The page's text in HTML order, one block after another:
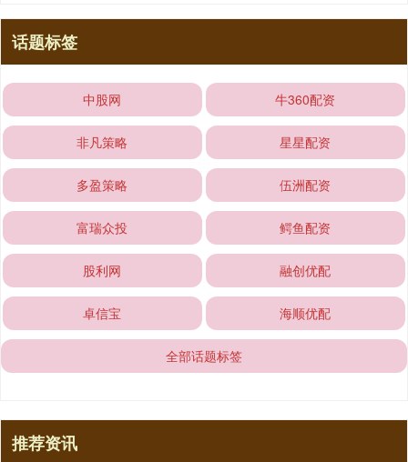
话题标签
中股网 牛360配资
非凡策略 星星配资
多盈策略 伍洲配资
富瑞众投 鳄鱼配资
股利网 融创优配
卓信宝 海顺优配
全部话题标签
推荐资讯